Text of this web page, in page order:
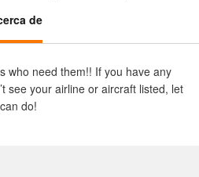
de
who need them!! If you have any
see your airline or aircraft listed, let
do!